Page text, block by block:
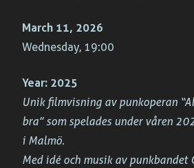
March 11, 2026
Wednesday, 19:00
Year: 2025
Unik filmvisning av punkoperan
bra” som spelades under våren
i Malmö.
Med idé och musik av punkbandet